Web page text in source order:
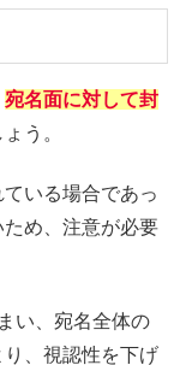
宛名面に対して封
う。
いる場合であっ
め、注意が必要
い、宛名全体の
、視認性を下げ